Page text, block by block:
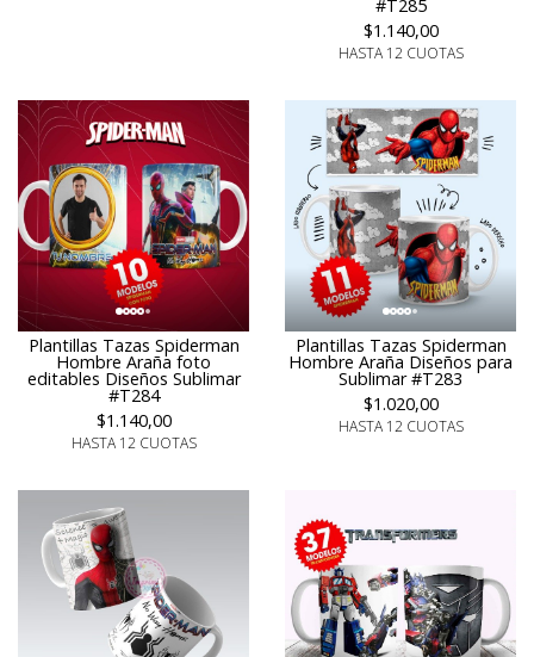
#T285
$1.140,00
HASTA 12 CUOTAS
Plantillas Tazas Spiderman
Hombre Araña foto
editables Diseños Sublimar
#T284
$1.140,00
HASTA 12 CUOTAS
Plantillas Tazas Spiderman
Hombre Araña Diseños para
Sublimar #T283
$1.020,00
HASTA 12 CUOTAS